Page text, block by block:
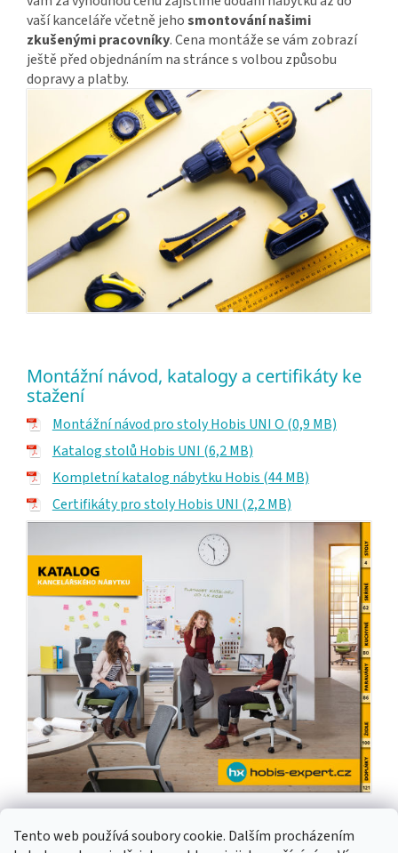
Tento web používá soubory cookie. Dalším procházením
vaší kanceláře včetně jehosmontování našimi
zkušenými pracovníky. Cena montáže se vám zobrazí
ještě před objednáním na stránce s volbou způsobu
dopravy a platby.
Montážní návod, katalogy a certifikáty ke
stažení
Montážní návod pro stoly Hobis UNI O (0,9 MB)
Katalog stolů Hobis UNI (6,2 MB)
Kompletní katalog nábytku Hobis (44 MB)
Certifikáty pro stoly Hobis UNI (2,2 MB)